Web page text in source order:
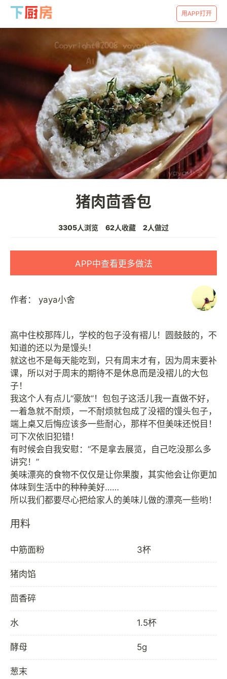
用APP打开
猪肉茴香包
3305人浏览 62人收藏 2人做过
APP中查看更多做法
作者： yaya小舍
高中住校那阵儿，学校的包子没有褶儿！圆鼓鼓的，不
知道的还以为是馒头！
就这也不是每天能吃到，只有周末才有，因为周末要补
课，所以对于周末的期待不是休息而是没褶儿的大包
子！
我这个人有点儿“豪放”！包包子这活儿我一直做不好，
一着急就不耐烦，一不耐烦就包成了没褶的馒头包子，
端上桌又后悔应该多一些耐心，那样不但美味还悦目！
可下次依旧犯错！
有时候会自我安慰：“不是拿去展览，自己吃没那么多
讲究！”
美味漂亮的食物不仅仅是让你果腹，其实他会让你更加
体味到生活中的种种美好……
用料
中筋面粉 3杯
猪肉馅
茴香碎
水 1.5杯
酵母 5g
葱末